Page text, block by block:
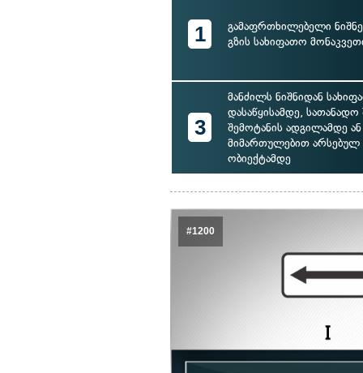
1
გამაფრთხილებელი
გზის სახიფათო
3
მანძილს ნიშნიდან
დასაწყისამდე,
შემოტანის ადგილამდე
მიმართულებით არსებულ
ობიექტამდე
#1200